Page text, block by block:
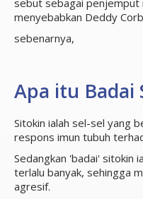
menyebabkan Deddy
sebenarnya,
Apa itu Badai
Sitokin ialah sel-sel yang
respons imun tubuh
Sedangkan 'badai' sitokin
terlalu banyak, sehingga
agresif.